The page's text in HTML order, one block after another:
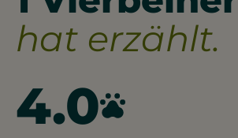
hat erzählt.
4.0